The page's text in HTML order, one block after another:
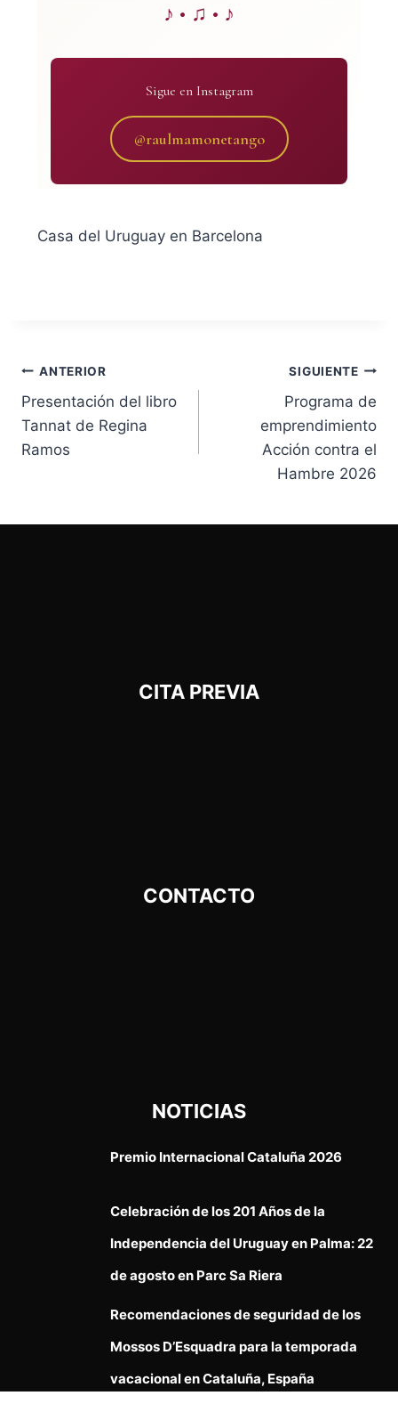
♪ • ♫ • ♪
Sigue en Instagram
@raulmamonetango
Casa del Uruguay en Barcelona
ANTERIOR
Presentación del libro
Tannat de Regina
Ramos
SIGUIENTE
Programa de
emprendimiento
Acción contra el
Hambre 2026
CITA PREVIA
CONTACTO
NOTICIAS
Premio Internacional Cataluña 2026
Celebración de los 201 Años de la
Independencia del Uruguay en Palma: 22
de agosto en Parc Sa Riera
Recomendaciones de seguridad de los
Mossos D’Esquadra para la temporada
vacacional en Cataluña, España